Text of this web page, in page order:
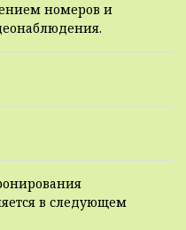
номеров и
в следующем